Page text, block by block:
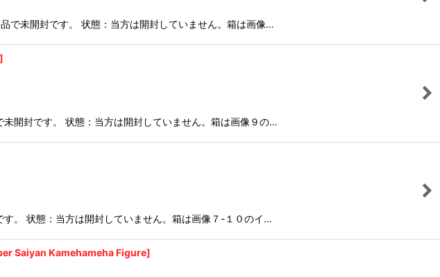
で未開封です。 状態：当方は開封していません。箱は画像…
開封です。 状態：当方は開封していません。箱は画像９の…
。 状態：当方は開封していません。箱は画像７-１０のイ…
Saiyan Kamehameha Figure]